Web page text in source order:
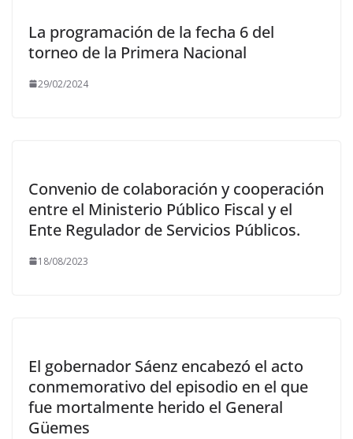
La programación de la fecha 6 del
torneo de la Primera Nacional
29/02/2024
Convenio de colaboración y cooperación
entre el Ministerio Público Fiscal y el
Ente Regulador de Servicios Públicos.
18/08/2023
El gobernador Sáenz encabezó el acto
conmemorativo del episodio en el que
fue mortalmente herido el General
Güemes